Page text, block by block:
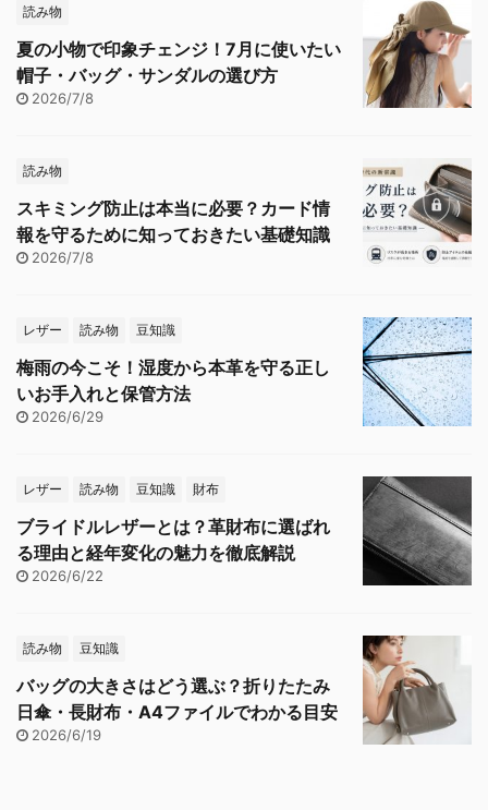
読み物
夏の小物で印象チェンジ！7月に使いたい
帽子・バッグ・サンダルの選び方
2026/7/8
読み物
スキミング防止は本当に必要？カード情
報を守るために知っておきたい基礎知識
2026/7/8
レザー 読み物 豆知識
梅雨の今こそ！湿度から本革を守る正し
いお手入れと保管方法
2026/6/29
レザー 読み物 豆知識 財布
ブライドルレザーとは？革財布に選ばれ
る理由と経年変化の魅力を徹底解説
2026/6/22
読み物 豆知識
バッグの大きさはどう選ぶ？折りたたみ
日傘・長財布・A4ファイルでわかる目安
2026/6/19